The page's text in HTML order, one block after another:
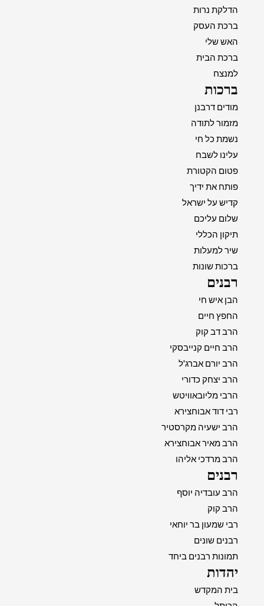
הדלקת נרות
ברכת העסק
האש שלי
ברכת הבית
למנצח
ברכות
מודים דרבנן
מזמור לתודה
נשמת כל חי
עלינו לשבח
פטום הקטורת
פותח את ידיך
קדיש על ישראל
שלום עליכם
תיקון הכללי
שיר למעלות
ברכות שונות
רבנים
הבן איש חי
החפץ חיים
הרב דב קוק
הרב חיים קנייבסקי
הרב יורם אברג'ל
הרב יצחק כדורי
הרבי מליובאוויטש
רבי דוד אבוחצירא
הרב ישעיה מקרסטיר
הרב מאיר אבוחצירא
הרב מרדכי אליהו
רבנים
הרב עובדיה יוסף
הרב קוק
רבי שמעון בר יוחאי
רבנים שונים
תמונות רבנים ביחד
יהדות
בית המקדש